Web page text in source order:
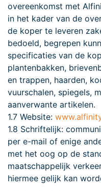
overeenkomst met
in het kader van de
de koper te leveren
bedoeld, begrepen
specificaties van de
plantenbakken,
en trappen, haarden,
vuurschalen, spiegels,
aanverwante artikelen.
1.7 Website:
1.8 Schriftelijk:
per e-mail of enige
met het oog op de
maatschappelijk
hiermee gelijk kan